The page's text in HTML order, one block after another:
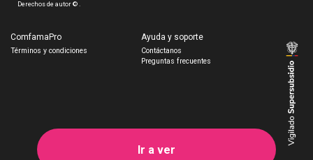
Ir a ver
Derechos de autor © .
ComfamaPro
Términos y condiciones
Ayuda y soporte
Contáctanos
Preguntas frecuentes